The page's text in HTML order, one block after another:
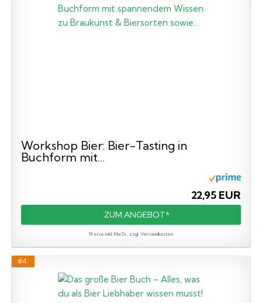
Workshop Bier: Bier-Tasting in
Buchform mit...
22,95 EUR
ZUM ANGEBOT*
Preise inkl. MwSt., zzgl. Versandkosten
#4: